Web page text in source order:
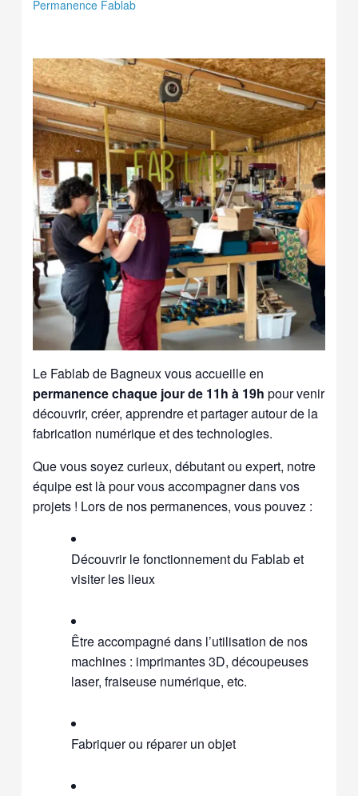
Permanence Fablab
Le Fablab de Bagneux vous accueille en
permanence chaque jour de 11h à 19h pour venir
découvrir, créer, apprendre et partager autour de la
fabrication numérique et des technologies.
Que vous soyez curieux, débutant ou expert, notre
équipe est là pour vous accompagner dans vos
projets ! Lors de nos permanences, vous pouvez :
Découvrir le fonctionnement du Fablab et
visiter les lieux
Être accompagné dans l’utilisation de nos
machines : imprimantes 3D, découpeuses
laser, fraiseuse numérique, etc.
Fabriquer ou réparer un objet